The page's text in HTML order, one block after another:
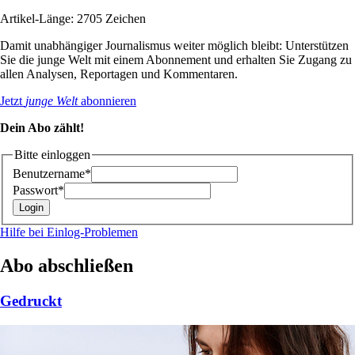
Artikel-Länge: 2705 Zeichen
Damit unabhängiger Journalismus weiter möglich bleibt: Unterstützen
Sie die junge Welt mit einem Abonnement und erhalten Sie Zugang zu
allen Analysen, Reportagen und Kommentaren.
Jetzt junge Weltabonnieren
Dein Abo zählt!
Bitte einloggen
Benutzername*
Passwort*
Hilfe bei Einlog-Problemen
Abo abschließen
Gedruckt